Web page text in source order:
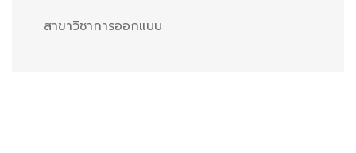
สาขาวิชาการออกแบบ